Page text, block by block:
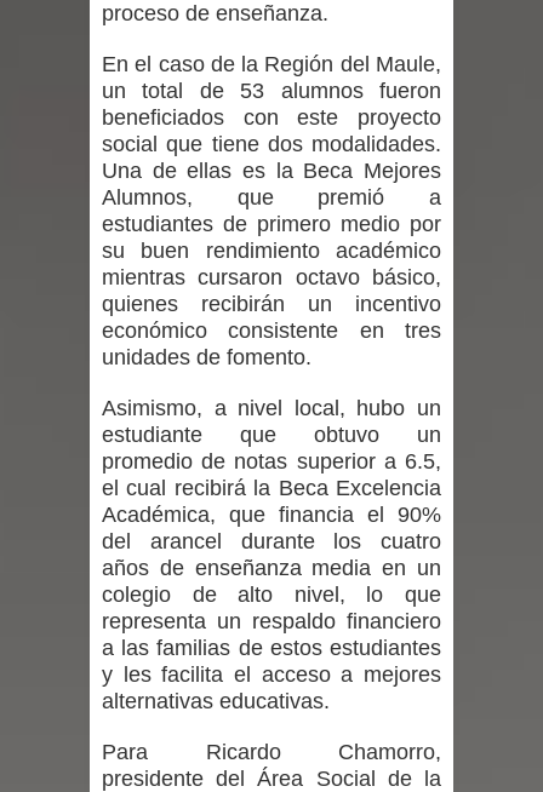
expertos reiteren llamado a
vacunarse
Mario Meza endurece críticas contra
ministra de Salud por dejar fuera a
Linares: “No dará la cara”
Seremi de Desarrollo Social y Familia
mantiene despliegue para apoyar a
emergencia.
Del anime al K-pop: especialistas U.
de Chile analizan el creciente interés
por las culturas japonesa y coreana
Renuncia del seremi Minvu en el
Maule golpea al Gobierno en medio de
Talca
proceso de enseñanza.
En el caso de la Región del Maule,
un total de 53 alumnos fueron
beneficiados con este proyecto
social que tiene dos modalidades.
Una de ellas es la Beca Mejores
Alumnos, que premió a
estudiantes de primero medio por
su buen rendimiento académico
mientras cursaron octavo básico,
quienes recibirán un incentivo
económico consistente en tres
unidades de fomento.
Asimismo, a nivel local, hubo un
estudiante que obtuvo un
promedio de notas superior a 6.5,
el cual recibirá la Beca Excelencia
Académica, que financia el 90%
del arancel durante los cuatro
años de enseñanza media en un
colegio de alto nivel, lo que
representa un respaldo financiero
a las familias de estos estudiantes
y les facilita el acceso a mejores
alternativas educativas.
Para Ricardo Chamorro,
presidente del Área Social de la